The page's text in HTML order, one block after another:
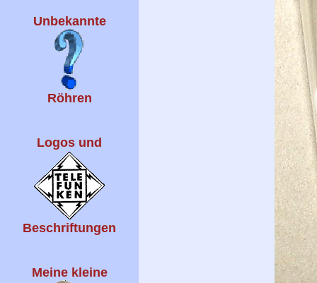
Unbekannte
Röhren
Logos und
Beschriftungen
Meine kleine